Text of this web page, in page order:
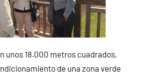
unos 18.000 metros cuadrados,
de una zona verde